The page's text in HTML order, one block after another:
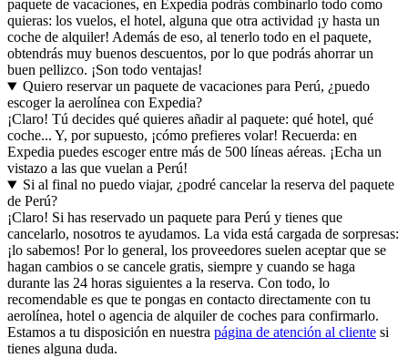
paquete de vacaciones, en Expedia podrás combinarlo todo como
quieras: los vuelos, el hotel, alguna que otra actividad ¡y hasta un
coche de alquiler! Además de eso, al tenerlo todo en el paquete,
obtendrás muy buenos descuentos, por lo que podrás ahorrar un
buen pellizco. ¡Son todo ventajas!
Quiero reservar un paquete de vacaciones para Perú, ¿puedo
escoger la aerolínea con Expedia?
¡Claro! Tú decides qué quieres añadir al paquete: qué hotel, qué
coche... Y, por supuesto, ¡cómo prefieres volar! Recuerda: en
Expedia puedes escoger entre más de 500 líneas aéreas. ¡Echa un
vistazo a las que vuelan a Perú!
Si al final no puedo viajar, ¿podré cancelar la reserva del paquete
de Perú?
¡Claro! Si has reservado un paquete para Perú y tienes que
cancelarlo, nosotros te ayudamos. La vida está cargada de sorpresas:
¡lo sabemos! Por lo general, los proveedores suelen aceptar que se
hagan cambios o se cancele gratis, siempre y cuando se haga
durante las 24 horas siguientes a la reserva. Con todo, lo
recomendable es que te pongas en contacto directamente con tu
aerolínea, hotel o agencia de alquiler de coches para confirmarlo.
Estamos a tu disposición en nuestra página de atención al cliente si
tienes alguna duda.